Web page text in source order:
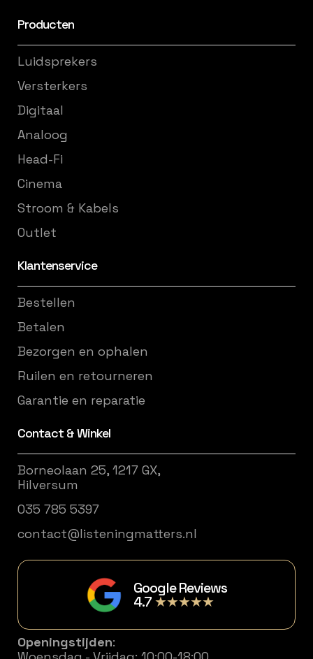
Producten
Luidsprekers
Versterkers
Digitaal
Analoog
Head-Fi
Cinema
Stroom & Kabels
Outlet
Klantenservice
Bestellen
Betalen
Bezorgen en ophalen
Ruilen en retourneren
Garantie en reparatie
Contact & Winkel
Borneolaan 25, 1217 GX,
Hilversum
035 785 5397
contact@listeningmatters.nl
Google Reviews
4.7★★★★★
Openingstijden: